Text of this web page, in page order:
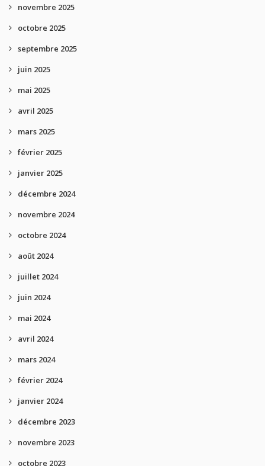
novembre 2025
octobre 2025
septembre 2025
juin 2025
mai 2025
avril 2025
mars 2025
février 2025
janvier 2025
décembre 2024
novembre 2024
octobre 2024
août 2024
juillet 2024
juin 2024
mai 2024
avril 2024
mars 2024
février 2024
janvier 2024
décembre 2023
novembre 2023
octobre 2023